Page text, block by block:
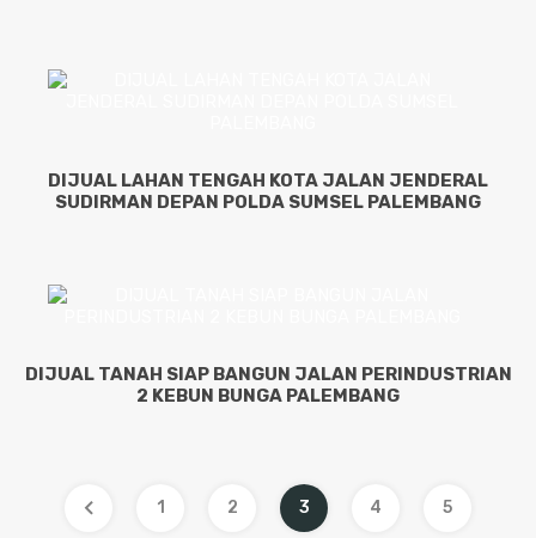
DIJUAL LAHAN TENGAH KOTA JALAN JENDERAL
SUDIRMAN DEPAN POLDA SUMSEL PALEMBANG
DIJUAL TANAH SIAP BANGUN JALAN PERINDUSTRIAN
2 KEBUN BUNGA PALEMBANG
1 2 3 4 5